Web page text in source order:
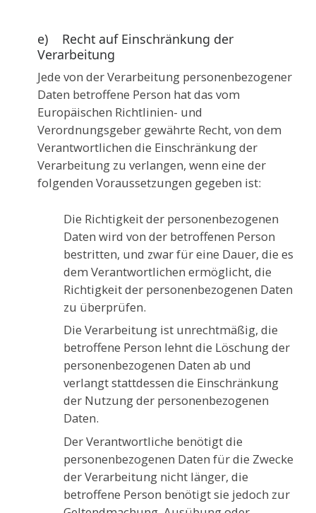
e) Recht auf Einschränkung der
Verarbeitung
Jede von der Verarbeitung personenbezogener
Daten betroffene Person hat das vom
Europäischen Richtlinien- und
Verordnungsgeber gewährte Recht, von dem
Verantwortlichen die Einschränkung der
Verarbeitung zu verlangen, wenn eine der
folgenden Voraussetzungen gegeben ist:
Die Richtigkeit der personenbezogenen
Daten wird von der betroffenen Person
bestritten, und zwar für eine Dauer, die es
dem Verantwortlichen ermöglicht, die
Richtigkeit der personenbezogenen Daten
zu überprüfen.
Die Verarbeitung ist unrechtmäßig, die
betroffene Person lehnt die Löschung der
personenbezogenen Daten ab und
verlangt stattdessen die Einschränkung
der Nutzung der personenbezogenen
Daten.
Der Verantwortliche benötigt die
personenbezogenen Daten für die Zwecke
der Verarbeitung nicht länger, die
betroffene Person benötigt sie jedoch zur